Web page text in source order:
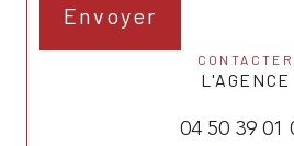
Envoyer
CONTACTER
L'AGENCE
04 50 39 01